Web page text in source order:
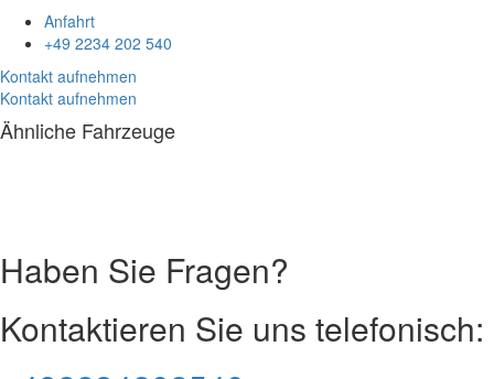
Anfahrt
+49 2234 202 540
Kontakt aufnehmen
Kontakt aufnehmen
Ähnliche Fahrzeuge
Haben Sie Fragen?
Kontaktieren Sie uns telefonisch: